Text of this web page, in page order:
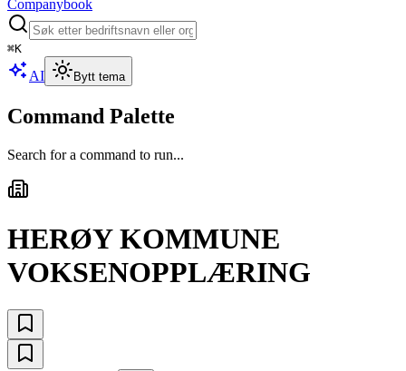
Companybook
⌘K
AI Bytt tema
Command Palette
Search for a command to run...
HERØY KOMMUNE
VOKSENOPPLÆRING